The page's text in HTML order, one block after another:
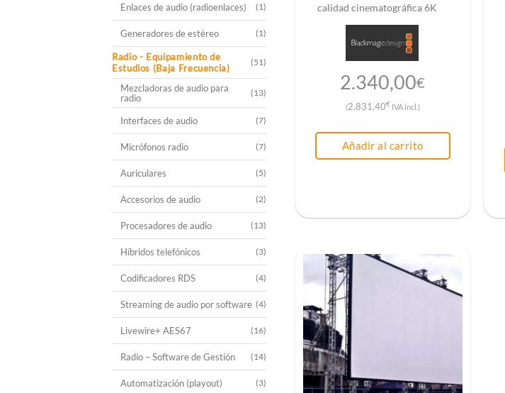
Enlaces de audio (radioenlaces) (1)
Generadores de estéreo (1)
Radio - Equipamiento de
Estudios (Baja Frecuencia)
(51)
Mezcladoras de audio para
radio
(13)
Interfaces de audio (7)
Micrófonos radio (7)
Auriculares (5)
Accesorios de audio (2)
Procesadores de audio (13)
Híbridos telefónicos (3)
Codificadores RDS (4)
Streaming de audio por software (4)
Livewire+ AES67 (16)
Radio – Software de Gestión (14)
Automatización (playout) (3)
calidad cinematográfica 6K
2.340,00€
(2.831,40€IVA incl.)
Añadir al carrito